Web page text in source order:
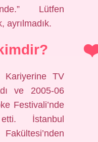
Lütfen
ayrılmadık.
Kariyerine TV
ve 2005-06
Festivali’nde
İstanbul